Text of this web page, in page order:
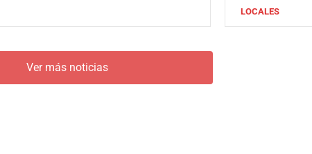
LOCALES
Ver más noticias